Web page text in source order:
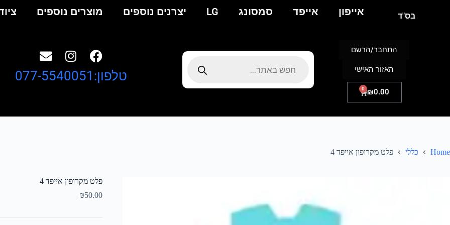
אייפון אייפד סמסונג LG יצרנים נוספים מוצרים נוספים בס"ד
₪0.00
0
התחבר/הרשם
האזור האישי טלפון:077-5540051
Home כללי פלט מקרופון אייפד 4
פלט מקרופון אייפד 4
₪50.00